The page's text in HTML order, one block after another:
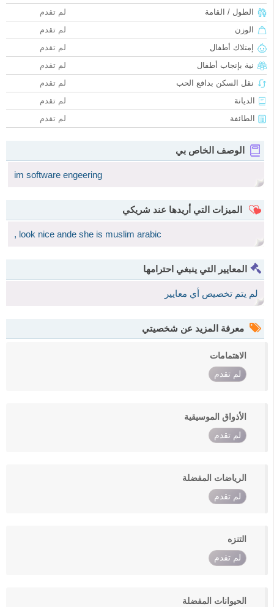
الطول / القامة
لم تقدم
الوزن
لم تقدم
إمتلاك أطفال
لم تقدم
نية بإنجاب أطفال
لم تقدم
نقل السكن بدافع الحب
لم تقدم
الديانة
لم تقدم
الطائفة
لم تقدم
الوصف الخاص بي
im software engeering
الميزات التي أريدها عند شريكي
, look nice ande she is muslim arabic
المعايير التي ينبغي احترامها
لم يتم تخصيص أي معايير
معرفة المزيد عن شخصيتي
الاهتمامات
لم تقدم
الأذواق الموسيقية
لم تقدم
الرياضات المفضلة
لم تقدم
التنزه
لم تقدم
الحيوانات المفضلة